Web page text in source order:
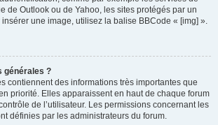
de Outlook ou de Yahoo, les sites protégés par un
une image, utilisez la balise BBCode « [img] ».
générales ?
contiennent des informations très importantes que
priorité. Elles apparaissent en haut de chaque forum
de l’utilisateur. Les permissions concernant les
définies par les administrateurs du forum.